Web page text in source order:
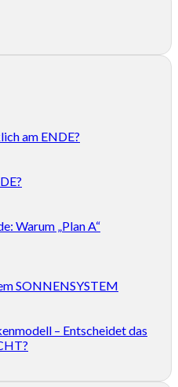
am ENDE?
Warum „Plan A“
SONNENSYSTEM
– Entscheidet das